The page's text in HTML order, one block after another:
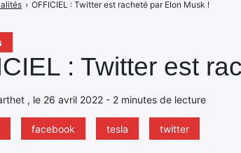
: Twitter est
, le 26 avril 2022 - 2 minutes de lecture
facebook tesla twitter
› OFFICIEL : Twitter est racheté par Elon Musk !